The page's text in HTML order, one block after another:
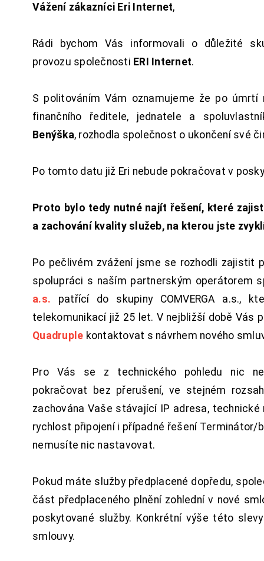
Vážení zákazníci Eri Internet,
Rádi bychom Vás informovali o důležité
provozu společnosti ERI Internet.
S politováním Vám oznamujeme že po úmrtí
finančního ředitele, jednatele a
Benýška, rozhodla společnost o ukončení své
Po tomto datu již Eri nebude pokračovat v
Proto bylo tedy nutné najít řešení, které
a zachování kvality služeb, na kterou jste
Po pečlivém zvážení jsme se rozhodli zajistit
spolupráci s naším partnerským operátorem
a.s. patřící do skupiny COMVERGA a.s.,
telekomunikací již 25 let. V nejbližší době Vás
Quadruple kontaktovat s návrhem nového
Pro Vás se z technického pohledu nic
pokračovat bez přerušení, ve stejném
zachována Vaše stávající IP adresa, technické
rychlost připojení i případné řešení Terminátor/
nemusíte nic nastavovat.
Pokud máte služby předplacené dopředu,
část předplaceného plnění zohlední v nové
poskytované služby. Konkrétní výše této
smlouvy.